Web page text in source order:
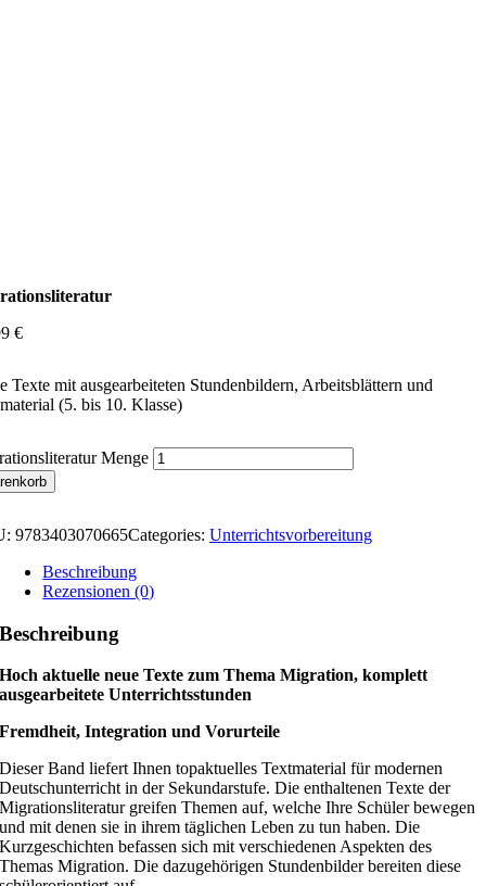
€
Texte mit ausgearbeiteten Stundenbildern, Arbeitsblättern und
(5. bis 10. Klasse)
Menge
9783403070665Categories: Unterrichtsvorbereitung
Beschreibung
Rezensionen (0)
Beschreibung
Hoch aktuelle neue Texte zum Thema Migration, komplett
ausgearbeitete Unterrichtsstunden
Fremdheit, Integration und Vorurteile
Dieser Band liefert Ihnen topaktuelles Textmaterial für modernen
Deutschunterricht in der Sekundarstufe. Die enthaltenen Texte der
Migrationsliteratur greifen Themen auf, welche Ihre Schüler bewegen
und mit denen sie in ihrem täglichen Leben zu tun haben. Die
Kurzgeschichten befassen sich mit verschiedenen Aspekten des
Themas Migration. Die dazugehörigen Stundenbilder bereiten diese